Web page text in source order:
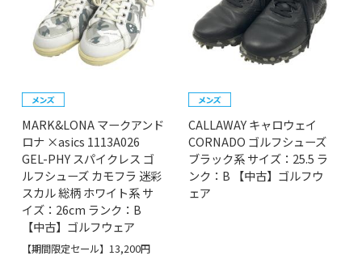
MARK&LONA マークアンド
ロナ ×asics 1113A026
GEL-PHY スパイクレス ゴ
ルフシューズ カモフラ 迷彩
スカル 総柄 ホワイト系 サ
イズ：26cm ランク：B
【中古】ゴルフウェア
【期間限定セール】13,200円
CALLAWAY キャロウェイ
CORNADO ゴルフシューズ
ブラック系 サイズ：25.5 ラ
ンク：B 【中古】ゴルフウ
ェア